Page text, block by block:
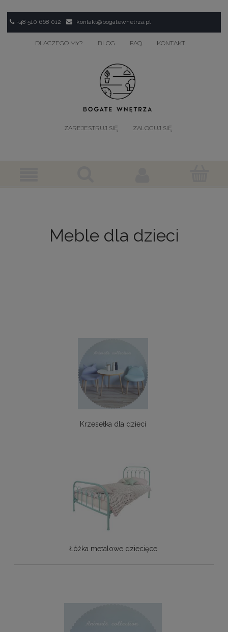
+48 510 668 012 kontakt@bogatewnetrza.pl
DLACZEGO MY? BLOG FAQ KONTAKT
ZAREJESTRUJ SIĘ ZALOGUJ SIĘ
Meble dla dzieci
Krzesełka dla dzieci
Łóżka metalowe dziecięce